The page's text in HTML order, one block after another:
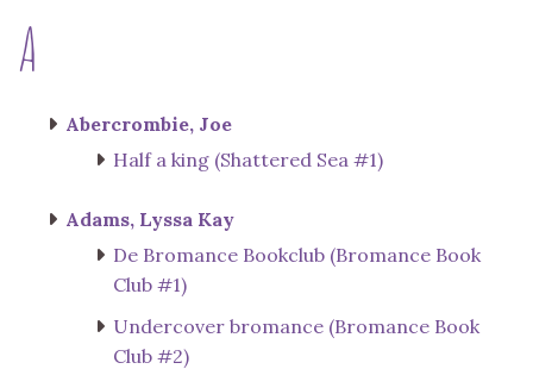
A
Abercrombie, Joe
Half a king (Shattered Sea #1)
Adams, Lyssa Kay
De Bromance Bookclub (Bromance Book
Club #1)
Undercover bromance (Bromance Book
Club #2)